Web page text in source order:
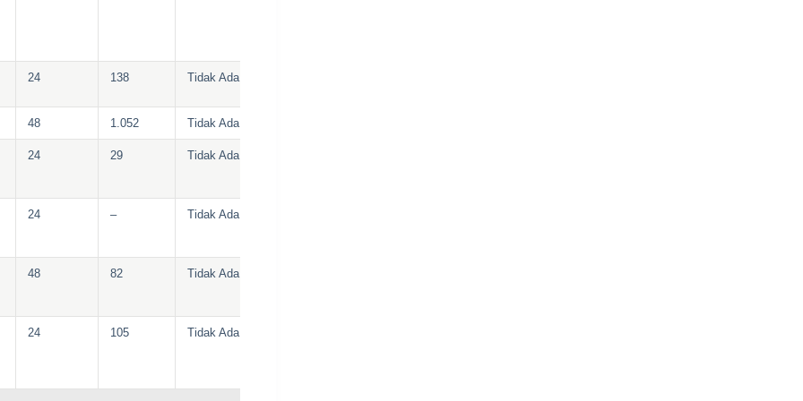
24 138 Tidak Ada
48 1.052 Tidak Ada
24 29 Tidak Ada
24 – Tidak Ada
48 82 Tidak Ada
24 105 Tidak Ada